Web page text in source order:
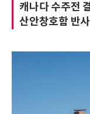
캐나다 수주전
산안창호함 반